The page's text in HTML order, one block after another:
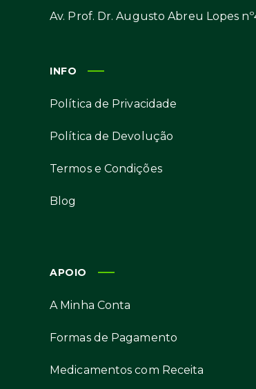
Av. Prof. Dr. Augusto Abreu Lopes
INFO
Política de Privacidade
Política de Devolução
Termos e Condições
Blog
APOIO
A Minha Conta
Formas de Pagamento
Medicamentos com Receita